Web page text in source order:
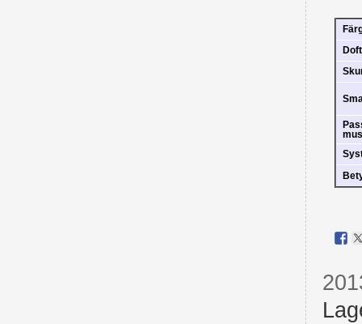
Doft